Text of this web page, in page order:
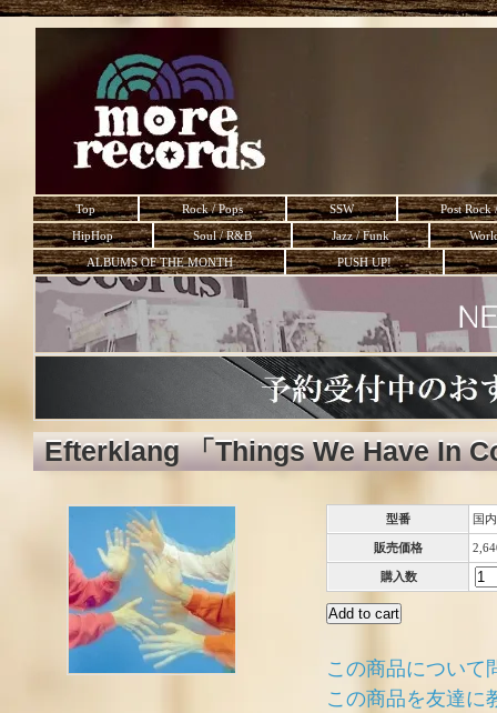
Top Rock / Pops SSW
Post Rock
HipHop
Soul / R&B Jazz / Funk
ALBUMS OF THE MONTH
PUSH UP!
Efterklang 「Things We Have In
型番 国
販売価格
購入数
この商品について
この商品を友達に